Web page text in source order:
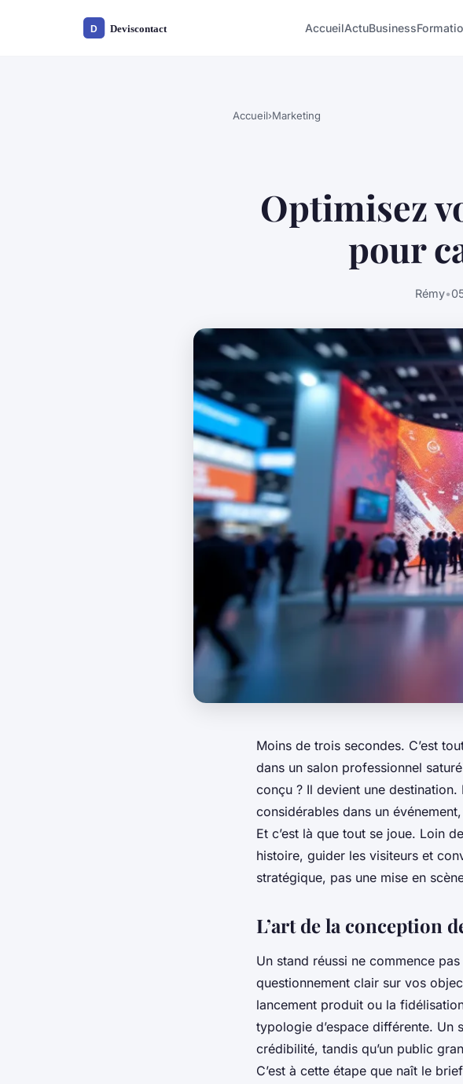
AccueilActuBusiness
Accueil›Marketing
Optimisez
pour
Rémy•
Moins de trois secondes. C’est
dans un salon professionnel
conçu ? Il devient une destination.
considérables dans un
Et c’est là que tout se joue. Loin
histoire, guider les visiteurs et
stratégique, pas une mise en
L’art de la conception
Un stand réussi ne commence
questionnement clair sur vos
lancement produit ou la
typologie d’espace différente. Un
crédibilité, tandis qu’un public
C’est à cette étape que naît le